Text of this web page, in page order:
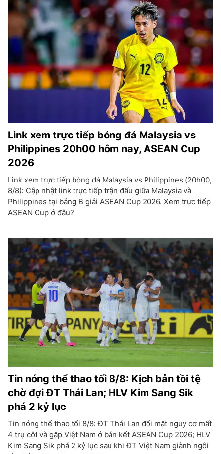
Link xem trực tiếp bóng đá Malaysia vs
Philippines 20h00 hôm nay, ASEAN Cup
2026
Link xem trực tiếp bóng đá Malaysia vs Philippines (20h00,
8/8): Cập nhật link trực tiếp trận đấu giữa Malaysia và
Philippines tại bảng B giải ASEAN Cup 2026. Xem trực tiếp
ASEAN Cup ở đâu?
Tin nóng thể thao tối 8/8: Kịch bản tồi tệ
chờ đợi ĐT Thái Lan; HLV Kim Sang Sik
phá 2 kỷ lục
Tin nóng thể thao tối 8/8: ĐT Thái Lan đối mặt nguy cơ mất
4 trụ cột và gặp Việt Nam ở bán kết ASEAN Cup 2026; HLV
Kim Sang Sik phá 2 kỷ lục sau khi ĐT Việt Nam giành ngôi